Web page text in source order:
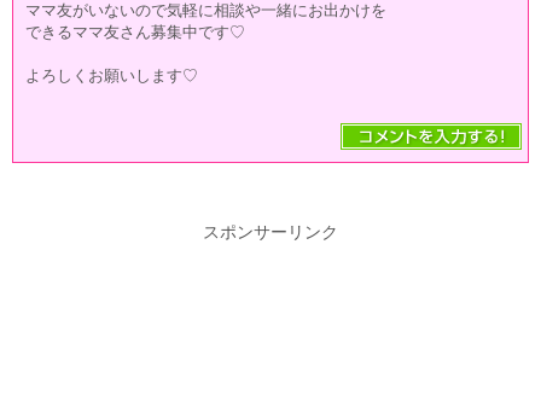
ママ友がいないので気軽に相談や一緒にお出かけを
できるママ友さん募集中です♡
よろしくお願いします♡
スポンサーリンク